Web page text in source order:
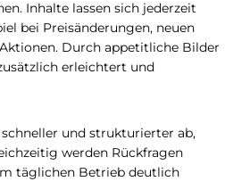
Inhalte lassen sich jederzeit
bei Preisänderungen, neuen
Durch appetitliche Bilder
erleichtert und
und strukturierter ab,
werden Rückfragen
täglichen Betrieb deutlich